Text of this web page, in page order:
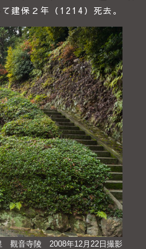
建保２年（1214）死去。
觀音寺陵 2008年12月22日撮影